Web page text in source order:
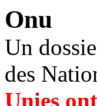
Onu
Un
des
Unies